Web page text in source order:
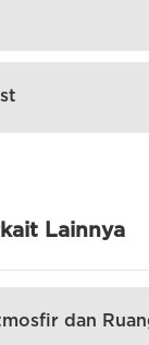
Lainnya
dan